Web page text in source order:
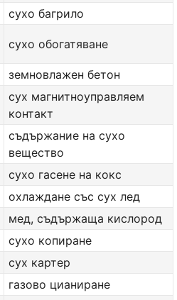
сухо багрило
сухо обогатяване
земновлажен бетон
сух магнитноуправляем
контакт
съдържание на сухо
вещество
сухо гасене на кокс
охлаждане със сух лед
мед, съдържаща кислород
сухо копиране
сух картер
газово цианиране